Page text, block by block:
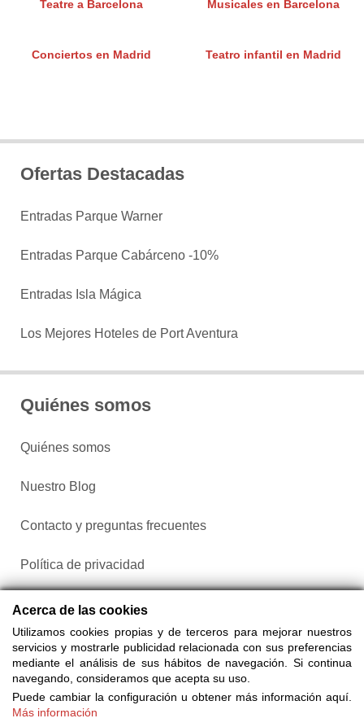
Teatre a Barcelona Musicales en Barcelona
Conciertos en Madrid Teatro infantil en Madrid
Ofertas Destacadas
Entradas Parque Warner
Entradas Parque Cabárceno -10%
Entradas Isla Mágica
Los Mejores Hoteles de Port Aventura
Quiénes somos
Quiénes somos
Nuestro Blog
Contacto y preguntas frecuentes
Política de privacidad
Configurar cookies
Acerca de las cookies
Utilizamos cookies propias y de terceros para mejorar nuestros
servicios y mostrarle publicidad relacionada con sus preferencias
mediante el análisis de sus hábitos de navegación. Si continua
navegando, consideramos que acepta su uso.
Puede cambiar la configuración u obtener más información aquí.
Más información